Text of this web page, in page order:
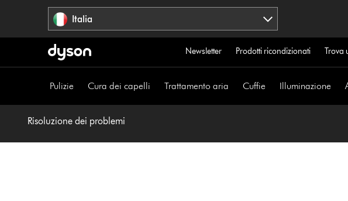
Italia
Newsletter Prodotti ricondizionati Trova
Pulizie Cura dei capelli Trattamento aria Cuffie Illuminazione
Risoluzione dei problemi